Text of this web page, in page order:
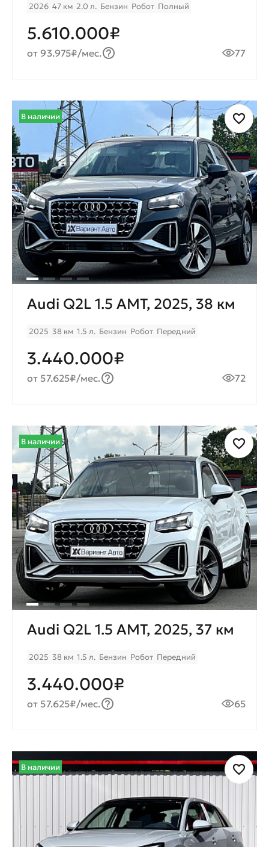
2026 47 км 2.0 л. Бензин Робот Полный
5.610.000₽
от 93.975₽/мес. 77
В наличии
Audi Q2L 1.5 AMT, 2025, 38 км
2025 38 км 1.5 л. Бензин Робот Передний
3.440.000₽
от 57.625₽/мес. 72
В наличии
Audi Q2L 1.5 AMT, 2025, 37 км
2025 38 км 1.5 л. Бензин Робот Передний
3.440.000₽
от 57.625₽/мес. 65
В наличии